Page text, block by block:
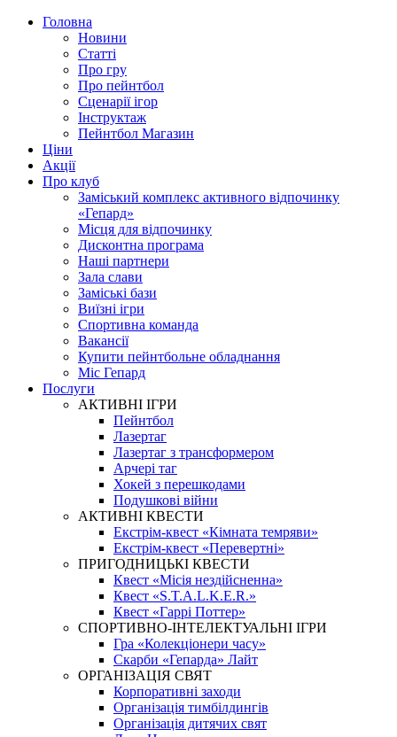
Головна
Новини
Статті
Про гру
Про пейнтбол
Сценарії ігор
Інструктаж
Пейнтбол Магазин
Ціни
Акції
Про клуб
Заміський комплекс активного відпочинку
«Гепард»
Місця для відпочинку
Дисконтна програма
Наші партнери
Зала слави
Заміські бази
Виїзні ігри
Спортивна команда
Вакансії
Купити пейнтбольне обладнання
Міс Гепард
Послуги
АКТИВНІ ІГРИ
Пейнтбол
Лазертаг
Лазертаг з трансформером
Арчері таг
Хокей з перешкодами
Подушкові війни
АКТИВНІ КВЕСТИ
Екстрім-квест «Кімната темряви»
Екстрім-квест «Перевертні»
ПРИГОДНИЦЬКІ КВЕСТИ
Квест «Місія нездійсненна»
Квест «S.T.A.L.K.E.R.»
Квест «Гаррі Поттер»
СПОРТИВНО-ІНТЕЛЕКТУАЛЬНІ ІГРИ
Гра «Колекціонери часу»
Скарби «Гепарда» Лайт
ОРГАНІЗАЦІЯ СВЯТ
Корпоративні заходи
Організація тимбілдингів
Організація дитячих свят